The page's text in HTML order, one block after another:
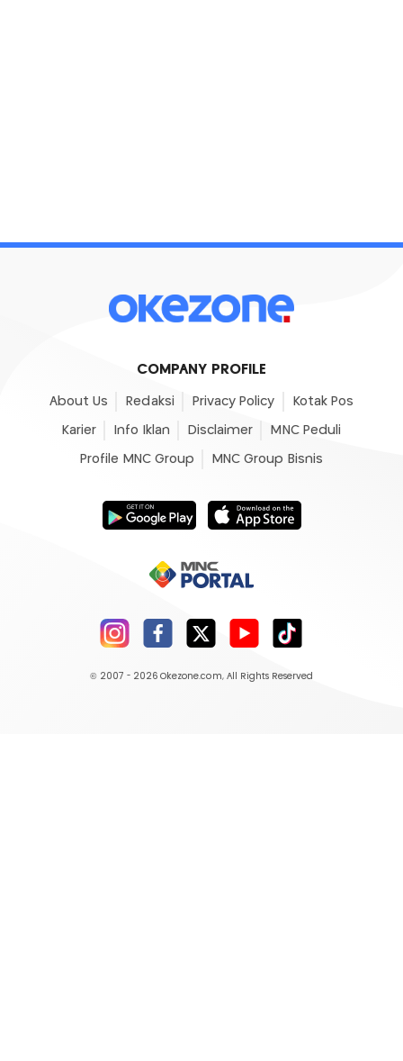
COMPANY PROFILE
About Us Redaksi Privacy Policy Kotak Pos
Karier Info Iklan Disclaimer MNC Peduli
Profile MNC Group MNC Group Bisnis
© 2007 - 2026 Okezone.com, All Rights Reserved